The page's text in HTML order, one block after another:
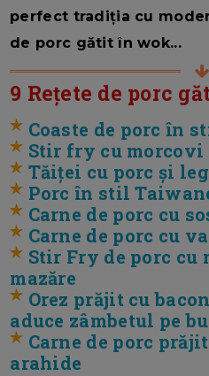
perfect tradiția cu
de porc gătit în wok...
9 Rețete de porc
Coaste de porc în
Stir fry cu morcovi
Tăiței cu porc și
Porc în stil
Carne de porc cu
Carne de porc cu
Stir Fry de porc cu
mazăre
Orez prăjit cu
aduce zâmbetul pe
Carne de porc
arahide